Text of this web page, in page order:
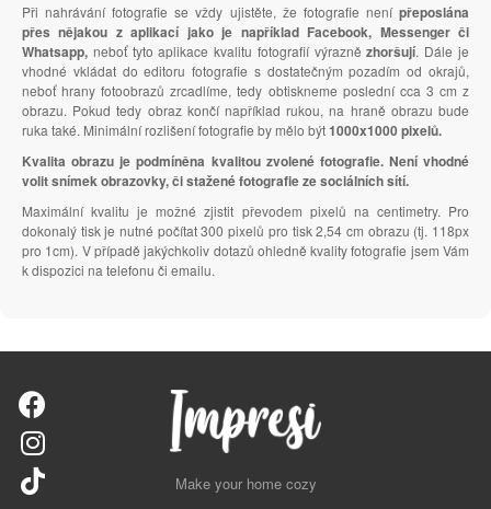
Při nahrávání fotografie se vždy ujistěte, že fotografie není přeposlána
přes nějakou z aplikací jako je například Facebook, Messenger či
Whatsapp, neboť tyto aplikace kvalitu fotografií výraznězhoršují. Dále je
vhodné vkládat do editoru fotografie s dostatečným pozadím od okrajů,
neboť hrany fotoobrazů zrcadlíme, tedy obtiskneme poslední cca 3 cm z
obrazu. Pokud tedy obraz končí například rukou, na hraně obrazu bude
ruka také. Minimální rozlišení fotografie by mělo být1000x1000 pixelů.
Kvalita obrazu je podmíněna kvalitou zvolené fotografie. Není vhodné
volit snímek obrazovky, či stažené fotografie ze sociálních sítí.
Maximální kvalitu je možné zjistit převodem pixelů na centimetry. Pro
dokonalý tisk je nutné počítat 300 pixelů pro tisk 2,54 cm obrazu (tj. 118px
pro 1cm). V případě jakýchkoliv dotazů ohledně kvality fotografie jsem Vám
k dispozici na telefonu či emailu.
Make your home cozy